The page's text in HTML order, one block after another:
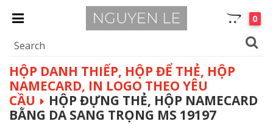
0
HỘP DANH THIẾP, HỘP ĐỂ THẺ, HỘP
NAMECARD, IN LOGO THEO YÊU
CẦU
HỘP ĐỰNG THẺ, HỘP NAMECARD
BẰNG DA SANG TRỌNG MS 19197